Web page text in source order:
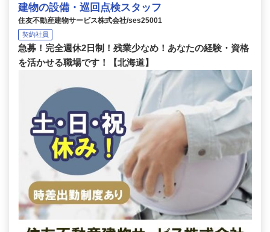
建物の設備・巡回点検スタッフ
住友不動産建物サービス株式会社/ses25001
契約社員
急募！完全週休2日制！残業少なめ！あなたの経験・資格
を活かせる職場です！【北海道】